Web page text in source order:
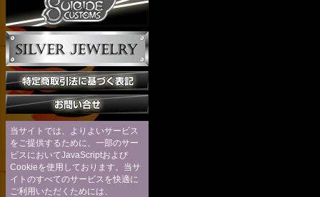
当サイトでは、よりよいサービス
をご提供するために、一部のサー
ビスにおいてJavaScriptおよび
Cookieを使用しております。当サ
イトのすべてのサービスを快適に
ご利用いただくためには、